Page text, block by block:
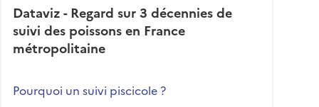
Dataviz - Regard sur 3 décennies de
suivi des poissons en France
métropolitaine
Pourquoi un suivi piscicole ?